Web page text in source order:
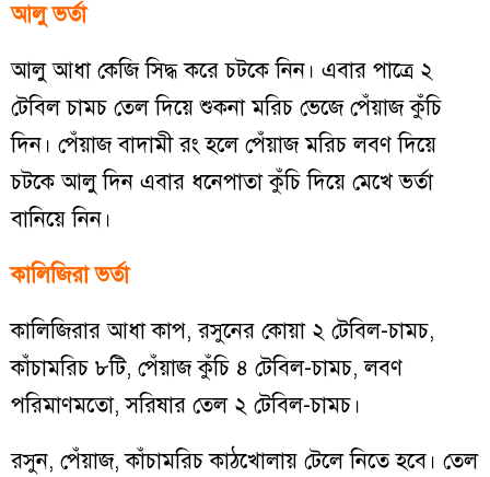
আলু ভর্তা
আলু আধা কেজি সিদ্ধ করে চটকে নিন। এবার পাত্রে ২
টেবিল চামচ তেল দিয়ে শুকনা মরিচ ভেজে পেঁয়াজ কুঁচি
দিন। পেঁয়াজ বাদামী রং হলে পেঁয়াজ মরিচ লবণ দিয়ে
চটকে আলু দিন এবার ধনেপাতা কুঁচি দিয়ে মেখে ভর্তা
বানিয়ে নিন।
কালিজিরা ভর্তা
কালিজিরার আধা কাপ, রসুনের কোয়া ২ টেবিল-চামচ,
কাঁচামরিচ ৮টি, পেঁয়াজ কুঁচি ৪ টেবিল-চামচ, লবণ
পরিমাণমতো, সরিষার তেল ২ টেবিল-চামচ।
রসুন, পেঁয়াজ, কাঁচামরিচ কাঠখোলায় টেলে নিতে হবে। তেল